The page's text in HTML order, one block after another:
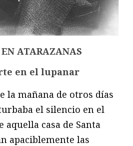
ATARAZANAS
en el lupanar
la mañana de otros días
el silencio en el
casa de Santa
apaciblemente las